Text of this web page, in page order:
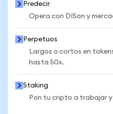
Predecir
Opera con DISon y
Perpetuos
Largos o cortos en
hasta 50x.
Staking
Pon tu cripto a trabajar